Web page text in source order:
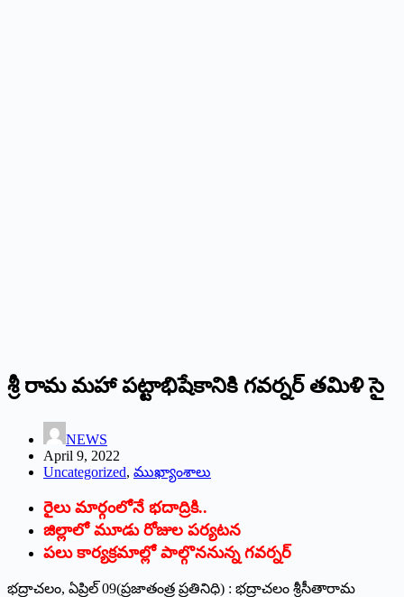
శ్రీ ‌రామ మహా పట్టాభిషేకానికి గవర్నర్‌ ‌తమిళి సై
NEWS
April 9, 2022
Uncategorized, ముఖ్యాంశాలు
రైలు మార్గంలోనే భదాద్రికి..
జిల్లాలో మూడు రోజుల పర్యటన
పలు కార్యక్రమాల్లో పాల్గొననున్న గవర్నర్‌
‌భద్రాచలం, ఏప్రిల్‌ 09(‌ప్రజాతంత్ర ప్రతినిధి) : భద్రాచలం శ్రీసీతారామ